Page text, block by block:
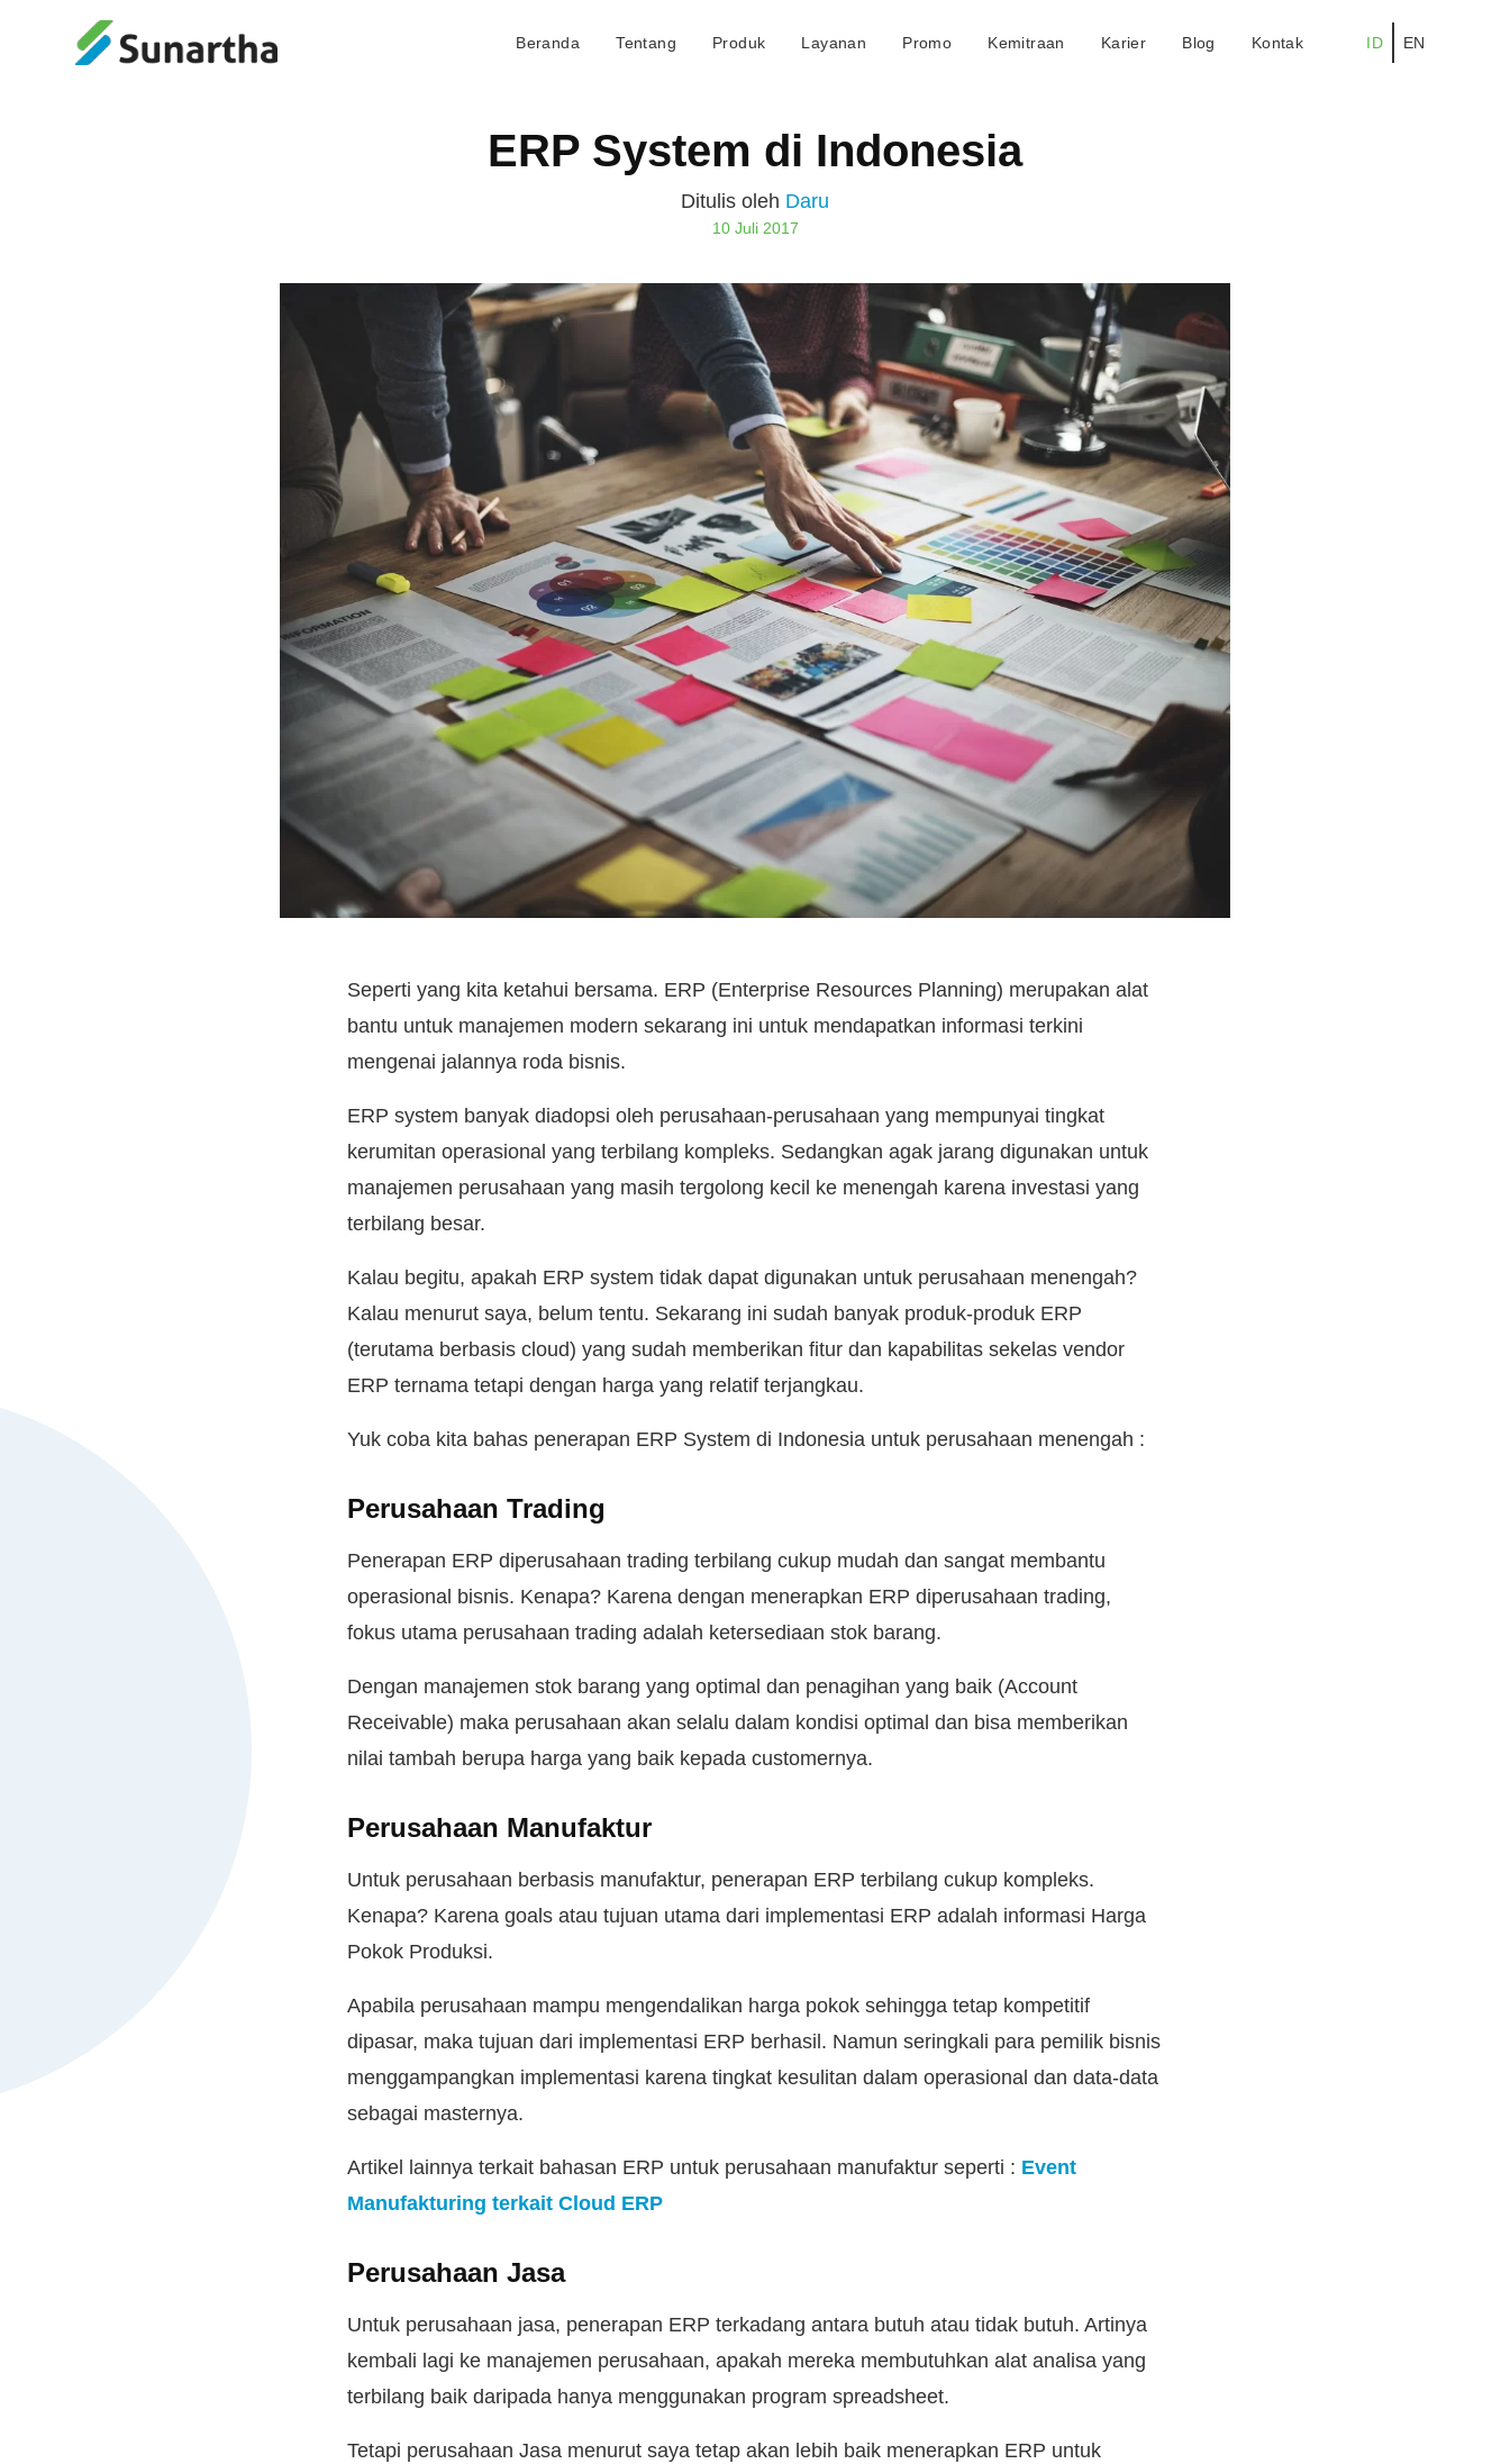
Beranda Tentang Produk Layanan Promo Kemitraan Karier Blog Kontak ID EN
ERP System di Indonesia
Ditulis oleh Daru
10 Juli 2017
Seperti yang kita ketahui bersama. ERP (Enterprise Resources Planning) merupakan alat
bantu untuk manajemen modern sekarang ini untuk mendapatkan informasi terkini
mengenai jalannya roda bisnis.
ERP system banyak diadopsi oleh perusahaan-perusahaan yang mempunyai tingkat
kerumitan operasional yang terbilang kompleks. Sedangkan agak jarang digunakan untuk
manajemen perusahaan yang masih tergolong kecil ke menengah karena investasi yang
terbilang besar.
Kalau begitu, apakah ERP system tidak dapat digunakan untuk perusahaan menengah?
Kalau menurut saya, belum tentu. Sekarang ini sudah banyak produk-produk ERP
(terutama berbasis cloud) yang sudah memberikan fitur dan kapabilitas sekelas vendor
ERP ternama tetapi dengan harga yang relatif terjangkau.
Yuk coba kita bahas penerapan ERP System di Indonesia untuk perusahaan menengah :
Perusahaan Trading
Penerapan ERP diperusahaan trading terbilang cukup mudah dan sangat membantu
operasional bisnis. Kenapa? Karena dengan menerapkan ERP diperusahaan trading,
fokus utama perusahaan trading adalah ketersediaan stok barang.
Dengan manajemen stok barang yang optimal dan penagihan yang baik (Account
Receivable) maka perusahaan akan selalu dalam kondisi optimal dan bisa memberikan
nilai tambah berupa harga yang baik kepada customernya.
Perusahaan Manufaktur
Untuk perusahaan berbasis manufaktur, penerapan ERP terbilang cukup kompleks.
Kenapa? Karena goals atau tujuan utama dari implementasi ERP adalah informasi Harga
Pokok Produksi.
Apabila perusahaan mampu mengendalikan harga pokok sehingga tetap kompetitif
dipasar, maka tujuan dari implementasi ERP berhasil. Namun seringkali para pemilik bisnis
menggampangkan implementasi karena tingkat kesulitan dalam operasional dan data-data
sebagai masternya.
Artikel lainnya terkait bahasan ERP untuk perusahaan manufaktur seperti : Event
Manufakturing terkait Cloud ERP
Perusahaan Jasa
Untuk perusahaan jasa, penerapan ERP terkadang antara butuh atau tidak butuh. Artinya
kembali lagi ke manajemen perusahaan, apakah mereka membutuhkan alat analisa yang
terbilang baik daripada hanya menggunakan program spreadsheet.
Tetapi perusahaan Jasa menurut saya tetap akan lebih baik menerapkan ERP untuk